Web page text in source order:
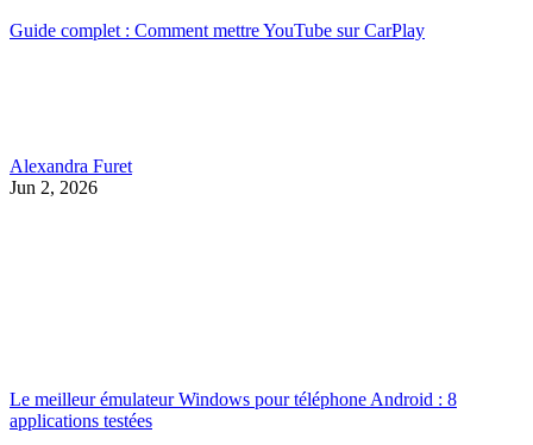
Guide complet : Comment mettre YouTube sur CarPlay
Alexandra Furet
Jun 2, 2026
Le meilleur émulateur Windows pour téléphone Android : 8
applications testées